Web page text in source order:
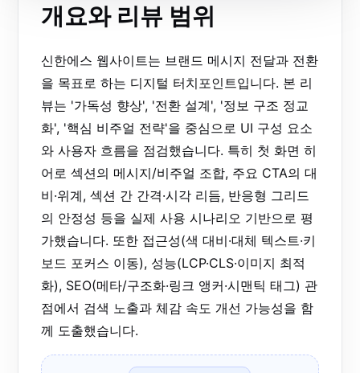
개요와 리뷰 범위
신한에스 웹사이트는 브랜드 메시지 전달과 전환
을 목표로 하는 디지털 터치포인트입니다. 본 리
뷰는 '가독성 향상', '전환 설계', '정보 구조 정교
화', '핵심 비주얼 전략'을 중심으로 UI 구성 요소
와 사용자 흐름을 점검했습니다. 특히 첫 화면 히
어로 섹션의 메시지/비주얼 조합, 주요 CTA의 대
비·위계, 섹션 간 간격·시각 리듬, 반응형 그리드
의 안정성 등을 실제 사용 시나리오 기반으로 평
가했습니다. 또한 접근성(색 대비·대체 텍스트·키
보드 포커스 이동), 성능(LCP·CLS·이미지 최적
화), SEO(메타/구조화·링크 앵커·시맨틱 태그) 관
점에서 검색 노출과 체감 속도 개선 가능성을 함
께 도출했습니다.